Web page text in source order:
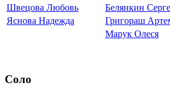
Швецова Любовь
Белянкин
Яснова Надежда
Григораш
Марук Олеся
Соло